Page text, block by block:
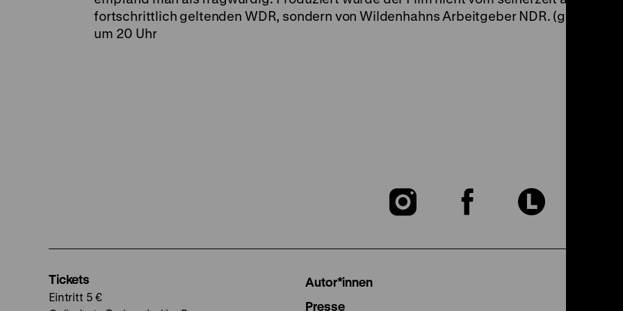
fortschrittlich geltenden WDR, sondern von Wildenhahns Arbeitgeber NDR. (gym) DO
um 20 Uhr
Zu
Zu
Zu
Tickets
Eintritt 5 €
Autor*innen
Presse